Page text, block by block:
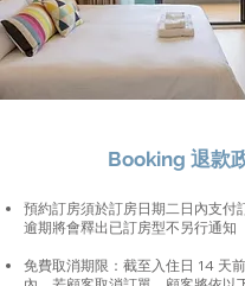
Booking 退款
預約訂房須於訂房日期二日內支付
逾期將會釋出已訂房型不另行通知
免費取消期限：截至入住日 14 天